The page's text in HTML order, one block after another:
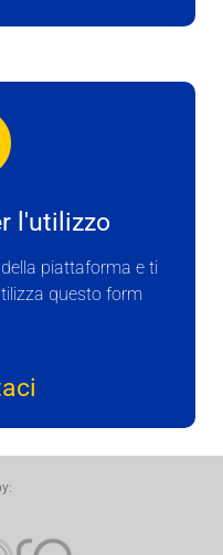
l'utilizzo
piattaforma e ti
questo form